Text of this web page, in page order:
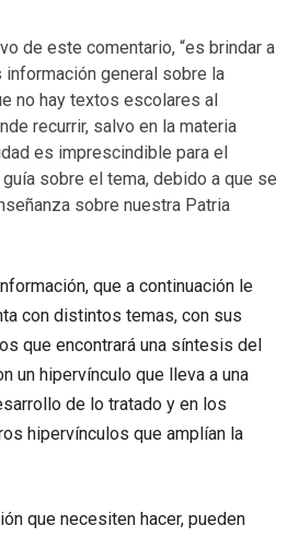
de este comentario, “es brindar a
información general sobre la
no hay textos escolares al
recurrir, salvo en la materia
es imprescindible para el
sobre el tema, debido a que se
sobre nuestra Patria
que a continuación le
con distintos temas, con sus
que encontrará una síntesis del
un hipervínculo que lleva a una
de lo tratado y en los
hipervínculos que amplían la
que necesiten hacer, pueden